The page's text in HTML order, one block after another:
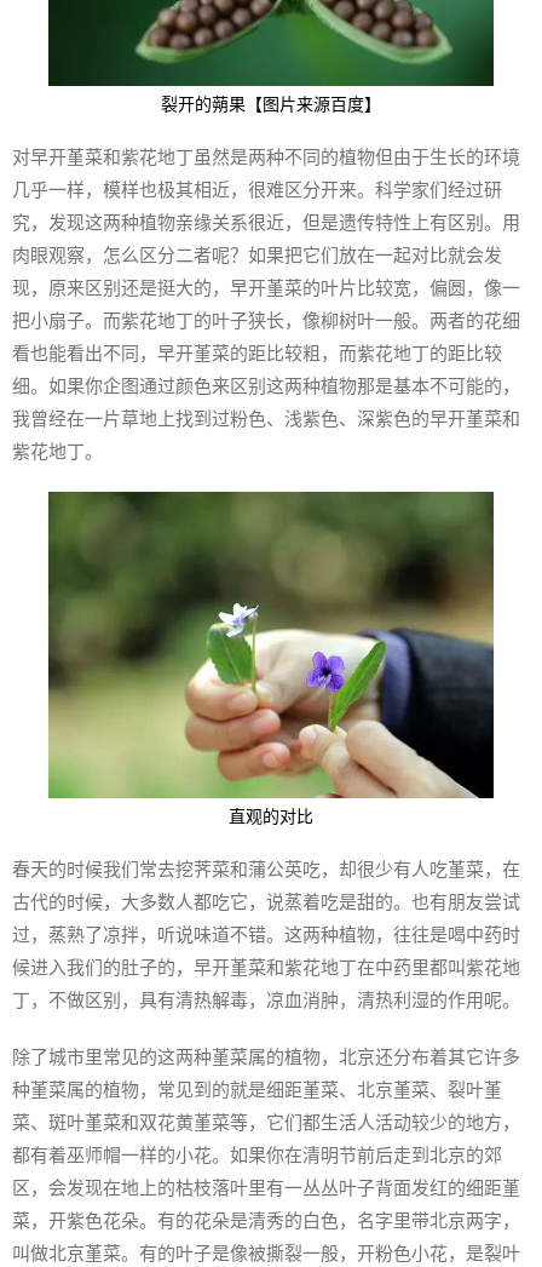
裂开的蒴果【图片来源百度】
对早开堇菜和紫花地丁虽然是两种不同的植物但由于生长的环境
几乎一样，模样也极其相近，很难区分开来。科学家们经过研
究，发现这两种植物亲缘关系很近，但是遗传特性上有区别。用
肉眼观察，怎么区分二者呢？如果把它们放在一起对比就会发
现，原来区别还是挺大的，早开堇菜的叶片比较宽，偏圆，像一
把小扇子。而紫花地丁的叶子狭长，像柳树叶一般。两者的花细
看也能看出不同，早开堇菜的距比较粗，而紫花地丁的距比较
细。如果你企图通过颜色来区别这两种植物那是基本不可能的，
我曾经在一片草地上找到过粉色、浅紫色、深紫色的早开堇菜和
紫花地丁。
直观的对比
春天的时候我们常去挖荠菜和蒲公英吃，却很少有人吃堇菜，在
古代的时候，大多数人都吃它，说蒸着吃是甜的。也有朋友尝试
过，蒸熟了凉拌，听说味道不错。这两种植物，往往是喝中药时
候进入我们的肚子的，早开堇菜和紫花地丁在中药里都叫紫花地
丁，不做区别，具有清热解毒，凉血消肿，清热利湿的作用呢。
除了城市里常见的这两种堇菜属的植物，北京还分布着其它许多
种堇菜属的植物，常见到的就是细距堇菜、北京堇菜、裂叶堇
菜、斑叶堇菜和双花黄堇菜等，它们都生活人活动较少的地方，
都有着巫师帽一样的小花。如果你在清明节前后走到北京的郊
区，会发现在地上的枯枝落叶里有一丛丛叶子背面发红的细距堇
菜，开紫色花朵。有的花朵是清秀的白色，名字里带北京两字，
叫做北京堇菜。有的叶子是像被撕裂一般，开粉色小花，是裂叶